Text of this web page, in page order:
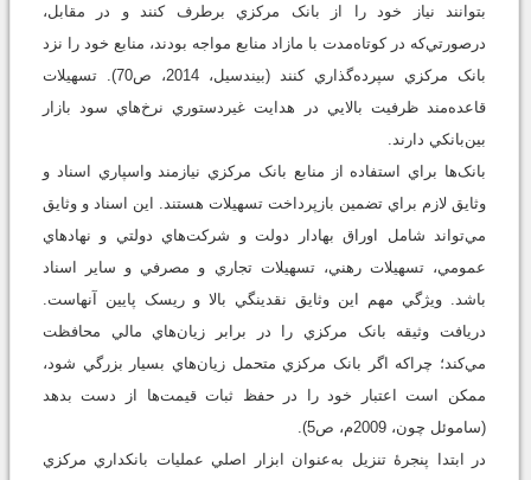
بتوانند نياز خود را از بانک مرکزي برطرف کنند و در مقابل،
درصورتي‌که در کوتاه‌مدت با مازاد منابع مواجه بودند، منابع خود را نزد
بانک مرکزي سپرده‌گذاري کنند (بيندسيل، 2014، ص70). تسهيلات
قاعده‌مند ظرفيت بالايي در هدايت غيردستوري نرخ‌هاي سود بازار
بين‌بانکي دارند.
بانک‌ها براي استفاده از منابع بانک مرکزي نيازمند واسپاري اسناد و
وثايق لازم براي تضمين بازپرداخت تسهيلات هستند. اين اسناد و وثايق
مي‌تواند شامل اوراق بهادار دولت و شرکت‌هاي دولتي و نهادهاي
عمومي، تسهيلات رهني، تسهيلات تجاري و مصرفي و ساير اسناد
باشد. ويژگي مهم اين وثايق نقدينگي بالا و ريسک پايين آنهاست.
دريافت وثيقه بانک مرکزي را در برابر زيان‌هاي مالي محافظت
مي‌کند؛ چراکه اگر بانک مرکزي متحمل زيان‌هاي بسيار بزرگي شود،
ممکن است اعتبار خود را در حفظ ثبات قيمت‌ها از دست بدهد
(ساموئل چون، 2009م، ص5).
در ابتدا پنجرۀ تنزيل به‌عنوان ابزار اصلي عمليات بانکداري مرکزي